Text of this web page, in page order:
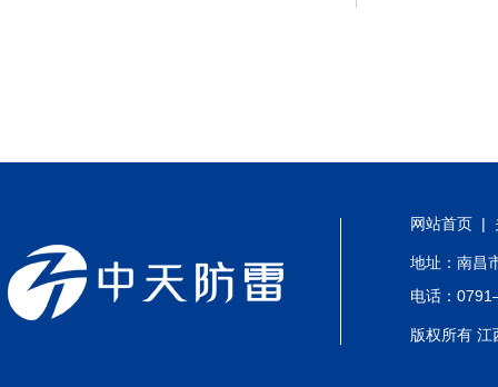
网站首页 |
地址：南昌
电话：
版权所有